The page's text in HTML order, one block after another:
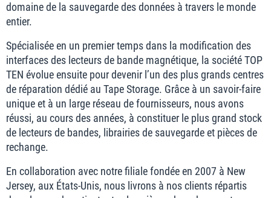
domaine de la sauvegarde des données à travers le monde
entier.
Spécialisée en un premier temps dans la modification des
interfaces des lecteurs de bande magnétique, la société TOP
TEN évolue ensuite pour devenir l’un des plus grands centres
de réparation dédié au Tape Storage. Grâce à un savoir-faire
unique et à un large réseau de fournisseurs, nous avons
réussi, au cours des années, à constituer le plus grand stock
de lecteurs de bandes, librairies de sauvegarde et pièces de
rechange.
En collaboration avec notre filiale fondée en 2007 à New
Jersey, aux États-Unis, nous livrons à nos clients répartis